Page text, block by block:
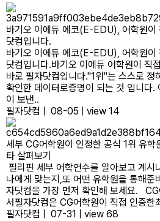
바기오 이에듀 에코(E-EDU), 어학원이
닷컴입니다.
바기오 이에듀 에코(E-EDU), 어학원이
닷컴입니다.바기오 이에듀 어학원이 직
바로 필자닷컴입니다."1위"는 스스로 정
확인한 데이터로증명이 되는 것 입니다.
이 보낸..
필자닷컴
08-05 view 14
세부 CG어학원이 인정한 공식 1위 유학
타 살펴보기
필리핀 세부 어학연수를 알아보고 계시
나에게 맞는지,또 어떤 유학원을 통해준
자닷컴을 가장 먼저 확인해 보세요.
서필자닷컴은 CG어학원이 직접 인증한
필자닷컴
07-31
view 68